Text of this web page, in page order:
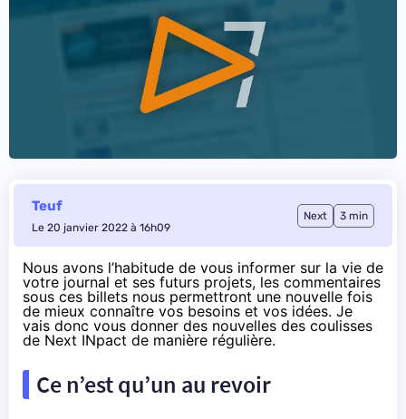
Teuf
Le 20 janvier 2022 à 16h09
Next 3 min
Nous avons l’habitude de vous informer sur la vie de
votre journal et ses futurs projets, les commentaires
sous ces billets nous permettront une nouvelle fois
de mieux connaître vos besoins et vos idées. Je
vais donc vous donner des nouvelles des coulisses
de Next INpact de manière régulière.
Ce n’est qu’un au revoir